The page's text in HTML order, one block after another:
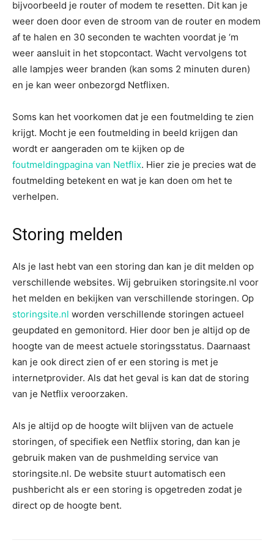
bijvoorbeeld je router of modem te resetten. Dit kan je
weer doen door even de stroom van de router en modem
af te halen en 30 seconden te wachten voordat je ‘m
weer aansluit in het stopcontact. Wacht vervolgens tot
alle lampjes weer branden (kan soms 2 minuten duren)
en je kan weer onbezorgd Netflixen.
Soms kan het voorkomen dat je een foutmelding te zien
krijgt. Mocht je een foutmelding in beeld krijgen dan
wordt er aangeraden om te kijken op de
foutmeldingpagina van Netflix. Hier zie je precies wat de
foutmelding betekent en wat je kan doen om het te
verhelpen.
Storing melden
Als je last hebt van een storing dan kan je dit melden op
verschillende websites. Wij gebruiken storingsite.nl voor
het melden en bekijken van verschillende storingen. Op
storingsite.nl worden verschillende storingen actueel
geupdated en gemonitord. Hier door ben je altijd op de
hoogte van de meest actuele storingsstatus. Daarnaast
kan je ook direct zien of er een storing is met je
internetprovider. Als dat het geval is kan dat de storing
van je Netflix veroorzaken.
Als je altijd op de hoogte wilt blijven van de actuele
storingen, of specifiek een Netflix storing, dan kan je
gebruik maken van de pushmelding service van
storingsite.nl. De website stuurt automatisch een
pushbericht als er een storing is opgetreden zodat je
direct op de hoogte bent.